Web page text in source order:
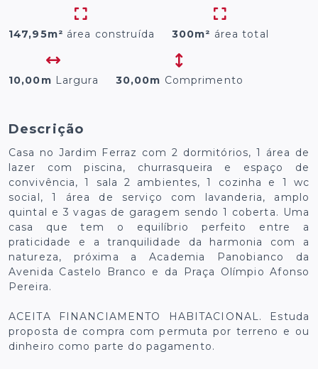
147,95m² área construída 300m² área total
10,00m Largura 30,00m Comprimento
Descrição
Casa no Jardim Ferraz com 2 dormitórios, 1 área de
lazer com piscina, churrasqueira e espaço de
convivência, 1 sala 2 ambientes, 1 cozinha e 1 wc
social, 1 área de serviço com lavanderia, amplo
quintal e 3 vagas de garagem sendo 1 coberta. Uma
casa que tem o equilíbrio perfeito entre a
praticidade e a tranquilidade da harmonia com a
natureza, próxima a Academia Panobianco da
Avenida Castelo Branco e da Praça Olímpio Afonso
Pereira.
ACEITA FINANCIAMENTO HABITACIONAL. Estuda
proposta de compra com permuta por terreno e ou
dinheiro como parte do pagamento.